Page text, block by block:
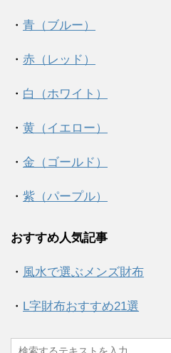
・ 青（ブルー）
・ 赤（レッド）
・ 白（ホワイト）
・ 黄（イエロー）
・ 金（ゴールド）
・ 紫（パープル）
おすすめ人気記事
・ 風水で選ぶメンズ財布
・ L字財布おすすめ21選